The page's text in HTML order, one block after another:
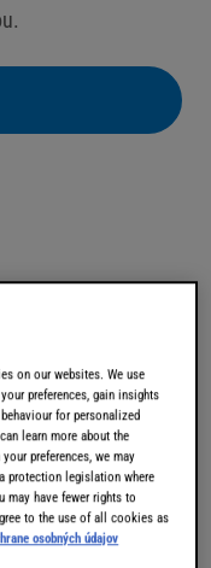
on our websites. We use
preferences, gain insights
for personalized
learn more about the
preferences, we may
protection legislation where
may have fewer rights to
to the use of all cookies as
osobných údajov